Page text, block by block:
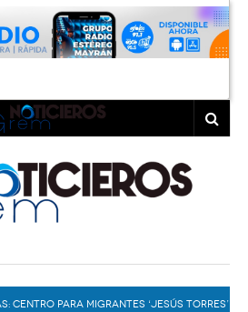
CENTRO PARA MIGRANTES ‘JESÚS TORRES’